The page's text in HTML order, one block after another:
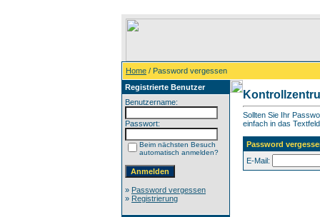
Home / Password vergessen
Registrierte Benutzer
Benutzername:
Passwort:
Beim nächsten Besuch
automatisch anmelden?
» Password vergessen
» Registrierung
Sollten Sie Ihr
einfach in das
Password
E-Mail: